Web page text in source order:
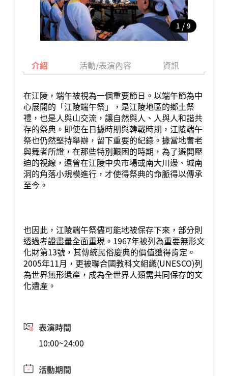
1 / 9
介紹 活動/表演內容 資訊
在江陵，端午被視為一個重要節日。以端午節為中
心展開的「江陵端午祭」，是江陵地區的鄉土祭
禮，也是人與山交流，讓自然與人、人與人和諧共
存的祭典。即使在日據時期與韓戰時期，江陵端午
祭也仍然堅持舉辦，留下重要的紀錄。據當地耆老
與舞者所證，在那些特別艱困的時期，為了避開壓
迫的視線，還曾在江陵中央市場或南大川邊、城南
洞的角落小規模進行，才使得祭典的命脈得以傳承
至今。
也因此，江陵端午祭儘可能地被保存下來，部分則
透過考證盡量全面重現。1967年被列為重要無形文
化財第13號，其傳統民俗慶典的價值獲得肯定。
2005年11月，更被聯合國教科文組織(UNESCO)列
為世界無形遺產，成為全世界人類需共同保存的文
化遺產。
表演時間
10:00~24:00
活動期間